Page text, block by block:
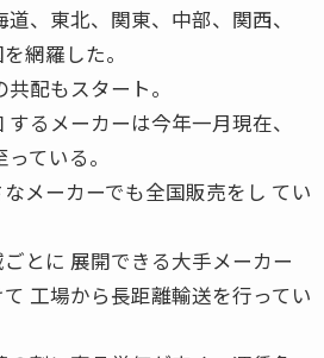
、東北、関東、中部、関西、
網羅した。
配もスタート。
るメーカーは今年一月現在、
ている。
メーカーでも全国販売をし てい
とに 展開できる大手メーカー
工場から長距離輸送を行ってい